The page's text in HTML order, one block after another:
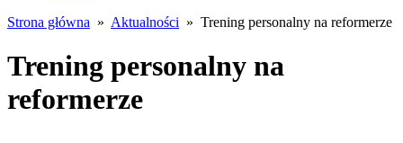
Strona główna » Aktualności » Trening personalny na reformerze
Trening personalny na
reformerze